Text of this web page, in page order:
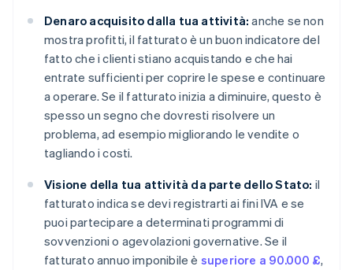
Denaro acquisito dalla tua attività: anche se non
mostra profitti, il fatturato è un buon indicatore del
fatto che i clienti stiano acquistando e che hai
entrate sufficienti per coprire le spese e continuare
a operare. Se il fatturato inizia a diminuire, questo è
spesso un segno che dovresti risolvere un
problema, ad esempio migliorando le vendite o
tagliando i costi.
Visione della tua attività da parte dello Stato: il
fatturato indica se devi registrarti ai fini IVA e se
puoi partecipare a determinati programmi di
sovvenzioni o agevolazioni governative. Se il
fatturato annuo imponibile è superiore a 90.000 £,